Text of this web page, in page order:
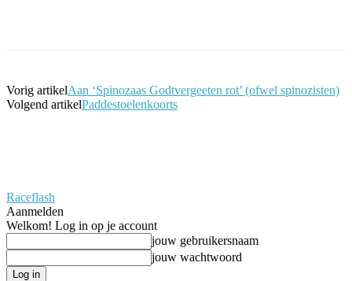
Vorig artikelAan ‘Spinozaas Godtvergeeten rot’ (ofwel spinozisten)
Volgend artikelPaddestoelenkoorts
Raceflash
Aanmelden
Welkom! Log in op je account
jouw gebruikersnaam
jouw wachtwoord